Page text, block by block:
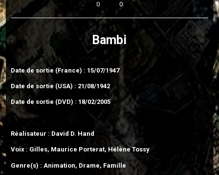
0 0
Bambi
Date de sortie (France) : 15/07/1947
Date de sortie (USA) : 21/08/1942
Date de sortie (DVD) : 18/02/2005
Réalisateur : David D. Hand
Voix : Gilles, Maurice Porterat, Hélène Tossy
Genre(s) : Animation, Drame, Famille